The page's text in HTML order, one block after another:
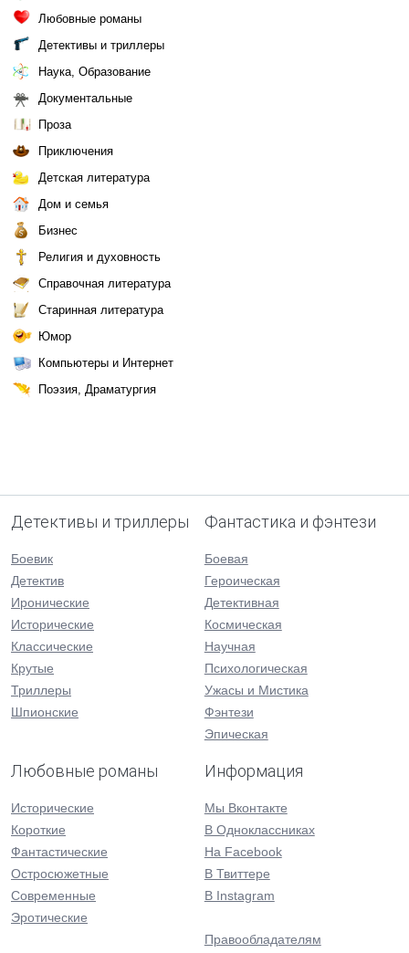
Любовные романы
Детективы и триллеры
Наука, Образование
Документальные
Проза
Приключения
Детская литература
Дом и семья
Бизнес
Религия и духовность
Справочная литература
Старинная литература
Юмор
Компьютеры и Интернет
Поэзия, Драматургия
Детективы и триллеры
Боевик
Детектив
Иронические
Исторические
Классические
Крутые
Триллеры
Шпионские
Фантастика и фэнтези
Боевая
Героическая
Детективная
Космическая
Научная
Психологическая
Ужасы и Мистика
Фэнтези
Эпическая
Любовные романы
Исторические
Короткие
Фантастические
Остросюжетные
Современные
Эротические
Информация
Мы Вконтакте
В Одноклассниках
На Facebook
В Твиттере
В Instagram
Правообладателям